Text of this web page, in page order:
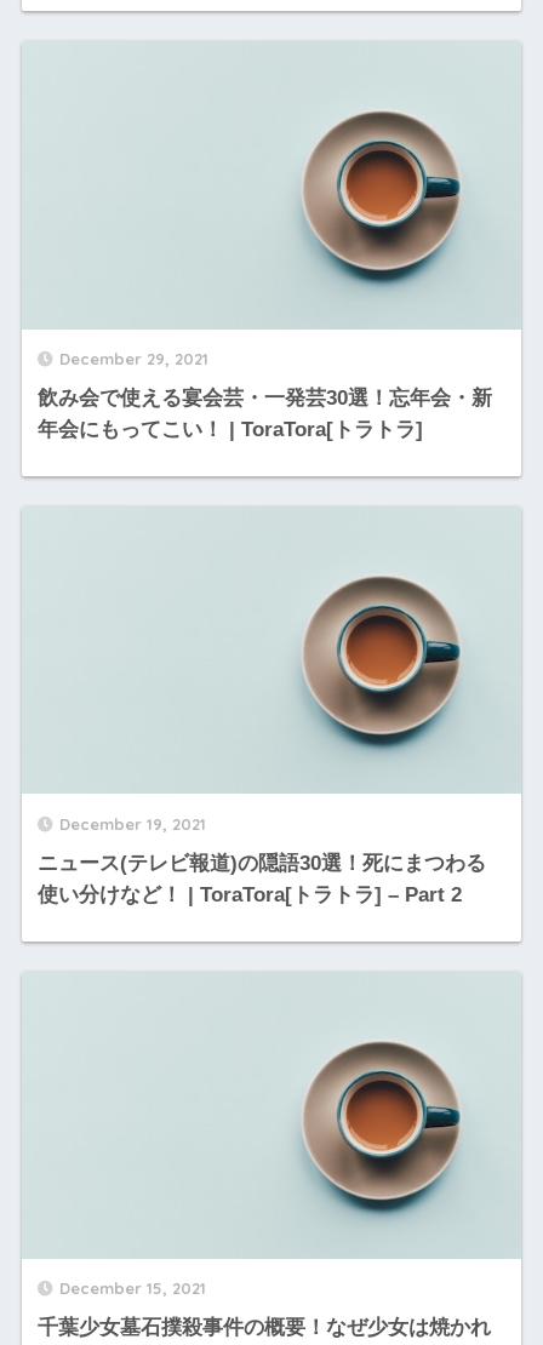
December 29, 2021
飲み会で使える宴会芸・一発芸30選！忘年会・新
年会にもってこい！ | ToraTora[トラトラ]
December 19, 2021
ニュース(テレビ報道)の隠語30選！死にまつわる
使い分けなど！ | ToraTora[トラトラ] – Part 2
December 15, 2021
千葉少女墓石撲殺事件の概要！なぜ少女は焼かれ